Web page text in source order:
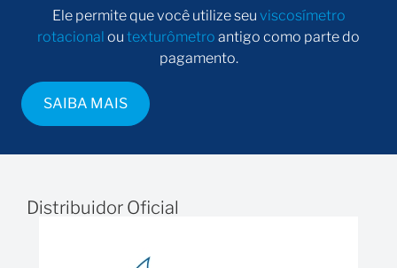
Ele permite que você utilize seu viscosímetro
rotacional ou texturômetro antigo como parte do
pagamento.
SAIBA MAIS
Distribuidor Oficial